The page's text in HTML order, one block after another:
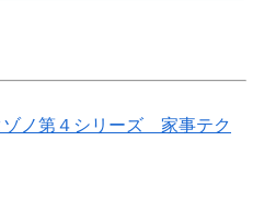
ゾノ第４シリーズ 家事テク